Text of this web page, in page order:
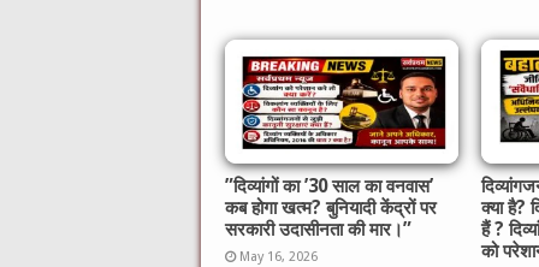
​”दिव्यांगों का ’30 साल का वनवास’
कब होगा खत्म? बुनियादी केंद्रों पर
सरकारी उदासीनता की मार।”
May 16, 2026
क्या है?
हैं ?
को